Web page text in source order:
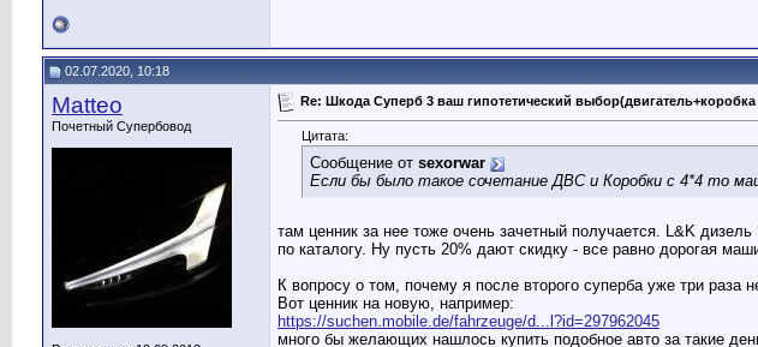
02.07.2020, 10:18
Matteo
Почетный Супербовод
Re: Шкода Суперб 3 ваш гипотетический выбор(двигатель+коробка
Цитата:
Сообщение от sexorwar
Если бы было такое сочетание ДВС и Коробки с 4*4 то
там ценник за нее тоже очень зачетный получается. L&K
по каталогу. Ну пусть 20% дают скидку - все равно дорогая
К вопросу о том, почему я после второго суперба уже три раза
Вот ценник на новую, например:
https://suchen.mobile.de/fahrzeuge/d...l?id=297962045
много бы желающих нашлось купить подобное авто за такие